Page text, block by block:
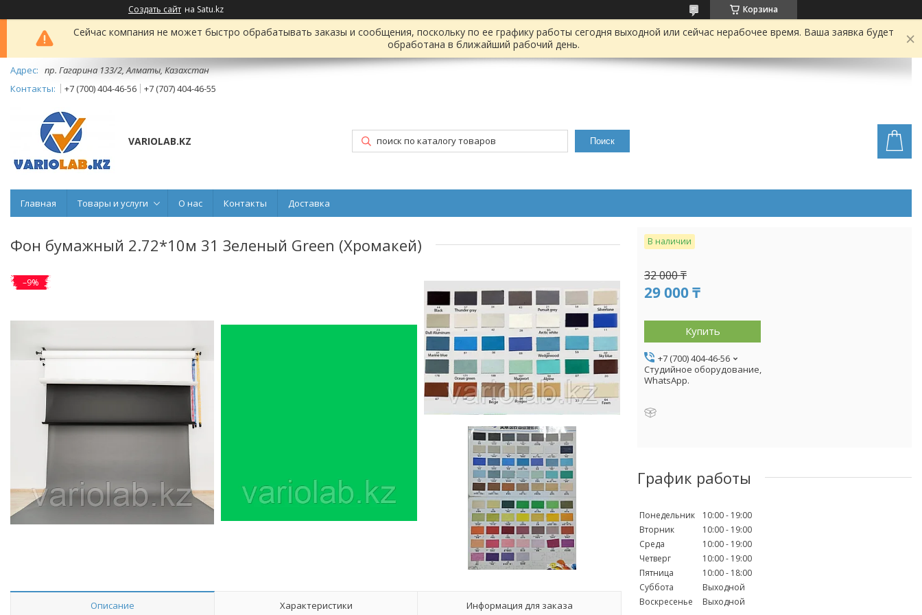
Создать сайт на Satu.kz Корзина
Сейчас компания не может быстро обрабатывать заказы и сообщения, поскольку по ее графику работы сегодня выходной или сейчас нерабочее время. Ваша заявка будет
обработана в ближайший рабочий день.
пр. Гагарина 133/2, Алматы, Казахстан
+7 (700) 404-46-56
+7 (707) 404-46-55
VARIOLAB.KZ Поиск
Главная Товары и услуги О нас Контакты Доставка
Фон бумажный 2.72*10м 31 Зеленый Green (Хромакей)
–9%
Описание Характеристики Информация для заказа
В наличии
32 000 ₸
29 000 ₸
Купить
+7 (700) 404-46-56
Студийное оборудование,
WhatsApp.
График работы
Понедельник 10:00
19:00
Вторник
10:00
19:00
Среда
10:00
19:00
Четверг
10:00
19:00
Пятница
10:00
18:00
Суббота
Выходной
Воскресенье
Выходной